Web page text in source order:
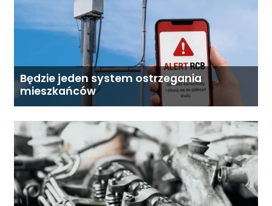
Będzie jeden system ostrzegania
mieszkańców